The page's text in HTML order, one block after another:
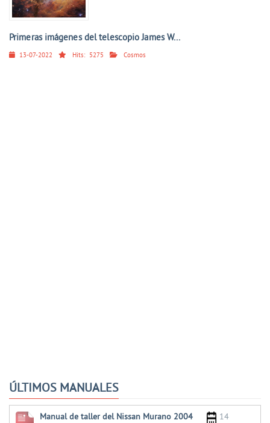
Primeras imágenes del telescopio James W...
13-07-2022 Hits: 5275 Cosmos
ÚLTIMOS MANUALES
Manual de taller del Nissan Murano 2004
14